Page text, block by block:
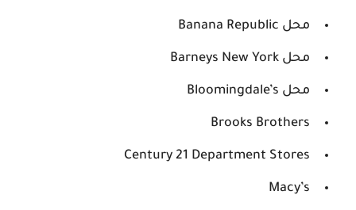
محل Banana Republic
محل Barneys New York
محل Bloomingdale’s
Brooks Brothers
Century 21 Department Stores
Macy’s